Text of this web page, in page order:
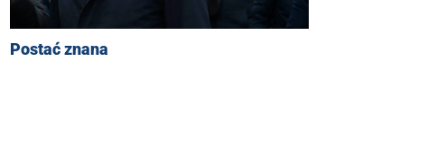
Postać znana